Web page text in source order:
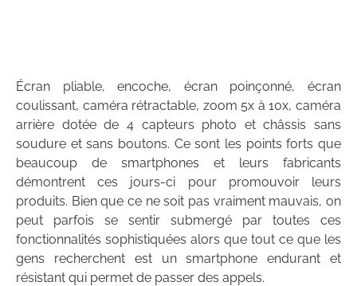
Écran pliable, encoche, écran poinçonné, écran
coulissant, caméra rétractable, zoom 5x à 10x, caméra
arrière dotée de 4 capteurs photo et châssis sans
soudure et sans boutons. Ce sont les points forts que
beaucoup de smartphones et leurs fabricants
démontrent ces jours-ci pour promouvoir leurs
produits. Bien que ce ne soit pas vraiment mauvais, on
peut parfois se sentir submergé par toutes ces
fonctionnalités sophistiquées alors que tout ce que les
gens recherchent est un smartphone endurant et
résistant qui permet de passer des appels.